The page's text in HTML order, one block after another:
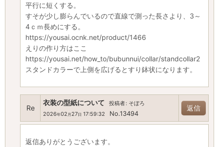
平行に短くする。
すそが少し膨らんでいるので直線で測った長さより、3～
4ｃｍ長めにする。
https://yousai.ocnk.net/product/1466
えりの作り方はここ
https://yousai.net/how_to/bubunnui/collar/standcollar2
スタンドカラーで上側を広げるとすり鉢状になります。
Re
衣装の型紙について 投稿者: そぼろ
2026年02 月27日 17:59:32 No.13494
返信
返信ありがとうございます。